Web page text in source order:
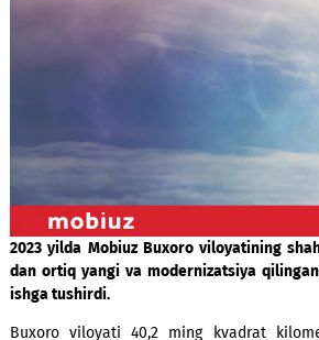
2023 yilda Mobiuz Buxoro